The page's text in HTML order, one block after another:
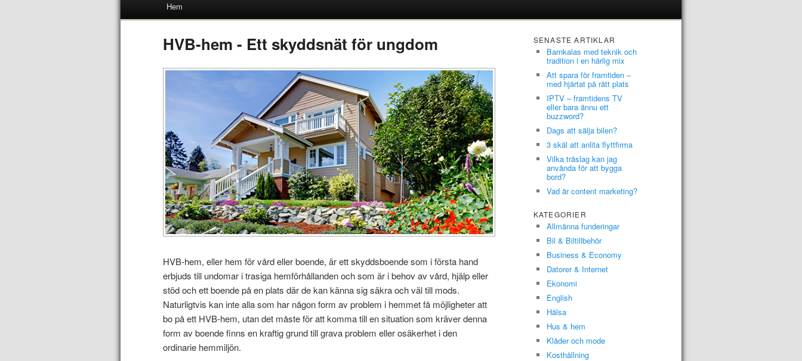
Hem
HVB-hem - Ett skyddsnät för ungdom
HVB-hem, eller hem för vård eller boende, är ett skyddsboende som i första hand
erbjuds till undomar i trasiga hemförhållanden och som är i behov av vård, hjälp eller
stöd och ett boende på en plats där de kan känna sig säkra och väl till mods.
Naturligtvis kan inte alla som har någon form av problem i hemmet få möjligheter att
bo på ett HVB-hem, utan det måste för att komma till en situation som kräver denna
form av boende finns en kraftig grund till grava problem eller osäkerhet i den
ordinarie hemmiljön.
SENASTE ARTIKLAR
Barnkalas med teknik och
tradition i en härlig mix
Att spara för framtiden –
med hjärtat på rätt plats
IPTV – framtidens TV
eller bara ännu ett
buzzword?
Dags att sälja bilen?
3 skäl att anlita flyttfirma
Vilka träslag kan jag
använda för att bygga
bord?
Vad är content marketing?
KATEGORIER
Allmänna funderingar
Bil & Biltillbehör
Business & Economy
Datorer & Internet
Ekonomi
English
Hälsa
Hus & hem
Kläder och mode
Kosthållning